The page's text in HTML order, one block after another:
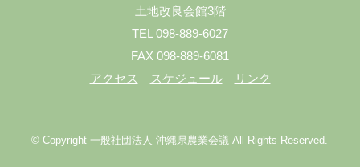
土地改良会館3階
TEL 098-889-6027
FAX 098-889-6081
アクセス
スケジュール リンク
© Copyright 一般社団法人 沖縄県農業会議 All Rights Reserved.